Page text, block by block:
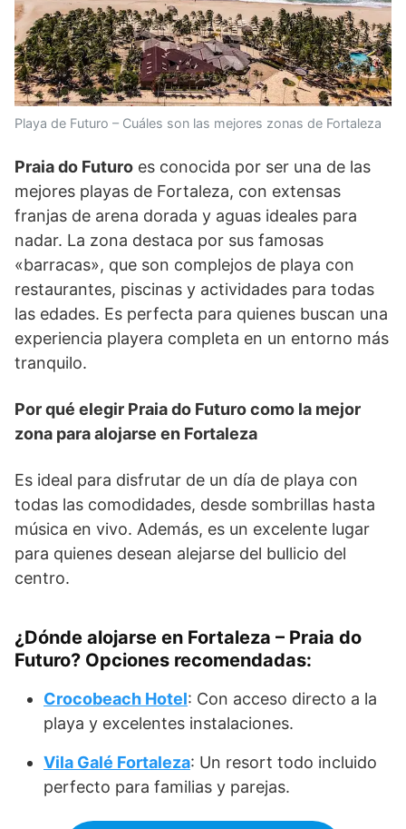
Playa de Futuro – Cuáles son las mejores zonas de Fortaleza
Praia do Futuro es conocida por ser una de las
mejores playas de Fortaleza, con extensas
franjas de arena dorada y aguas ideales para
nadar. La zona destaca por sus famosas
«barracas», que son complejos de playa con
restaurantes, piscinas y actividades para todas
las edades. Es perfecta para quienes buscan una
experiencia playera completa en un entorno más
tranquilo.
Por qué elegir Praia do Futuro como la mejor
zona para alojarse en Fortaleza
Es ideal para disfrutar de un día de playa con
todas las comodidades, desde sombrillas hasta
música en vivo. Además, es un excelente lugar
para quienes desean alejarse del bullicio del
centro.
¿Dónde alojarse en Fortaleza – Praia do
Futuro? Opciones recomendadas:
Crocobeach Hotel: Con acceso directo a la
playa y excelentes instalaciones.
Vila Galé Fortaleza: Un resort todo incluido
perfecto para familias y parejas.